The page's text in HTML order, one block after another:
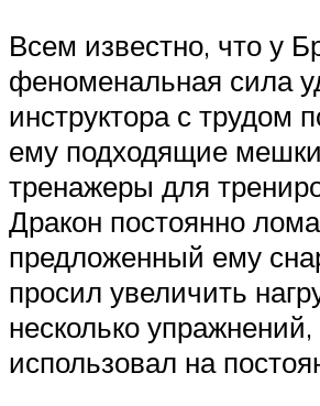
Всем известно, что у
феноменальная сила
инструктора с трудом
ему подходящие
тренажеры для
Дракон постоянно
предложенный ему
просил увеличить
несколько
использовал на